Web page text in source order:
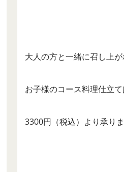
大人の方と一緒に召し上が
お子様のコース料理仕立て
3300円（税込）より承りま